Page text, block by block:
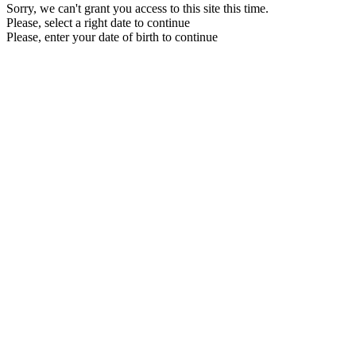
Sorry, we can't grant you access to this site this time.
Please, select a right date to continue
Please, enter your date of birth to continue